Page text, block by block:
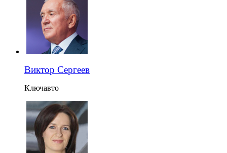
Виктор Сергеев
Ключавто